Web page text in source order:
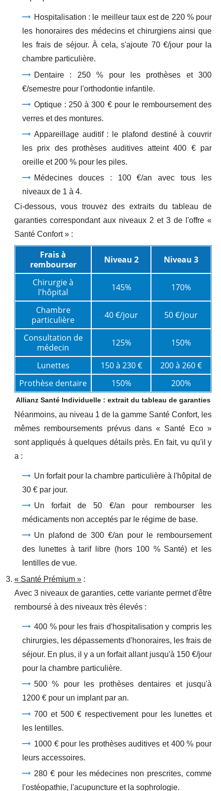
Hospitalisation : le meilleur taux est de 220 % pour
les honoraires des médecins et chirurgiens ainsi que
les frais de séjour. À cela, s'ajoute 70 €/jour pour la
chambre particulière.
Dentaire : 250 % pour les prothèses et 300
€/semestre pour l'orthodontie infantile.
Optique : 250 à 300 € pour le remboursement des
verres et des montures.
Appareillage auditif : le plafond destiné à couvrir
les prix des prothèses auditives atteint 400 € par
oreille et 200 % pour les piles.
Médecines douces : 100 €/an avec tous les
niveaux de 1 à 4.
Ci-dessous, vous trouvez des extraits du tableau de
garanties correspondant aux niveaux 2 et 3 de l'offre «
Santé Confort » :
Frais à
rembourser
Niveau 2 Niveau 3
Chirurgie à
l'hôpital
145% 170%
Chambre
particulière
40 €/jour 50 €/jour
Consultation de
médecin
125% 150%
Lunettes 150 à 230 €
200 à 260 €
Prothèse dentaire
150% 200%
Allianz Santé Individuelle : extrait du tableau de garanties
Néanmoins, au niveau 1 de la gamme Santé Confort, les
mêmes remboursements prévus dans « Santé Eco »
sont appliqués à quelques détails près. En fait, vu qu'il y
a :
Un forfait pour la chambre particulière à l'hôpital de
30 € par jour.
Un forfait de 50 €/an pour rembourser les
médicaments non acceptés par le régime de base.
Un plafond de 300 €/an pour le remboursement
des lunettes à tarif libre (hors 100 % Santé) et les
lentilles de vue.
« Santé Prémium » :
Avec 3 niveaux de garanties, cette variante permet d'être
remboursé à des niveaux très élevés :
400 % pour les frais d'hospitalisation y compris les
chirurgies, les dépassements d'honoraires, les frais de
séjour. En plus, il y a un forfait allant jusqu'à 150 €/jour
pour la chambre particulière.
500 % pour les prothèses dentaires et jusqu'à
1200 € pour un implant par an.
700 et 500 € respectivement pour les lunettes et
les lentilles.
1000 € pour les prothèses auditives et 400 % pour
leurs accessoires.
280 € pour les médecines non prescrites, comme
l'ostéopathie, l'acupuncture et la sophrologie.